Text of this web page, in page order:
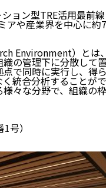
ョン型TRE活用最前
や産業界を中心に
Environment）とは
の管理下に分散して
で同時に実行し、得
統合分析することが
々な分野で、組織の
号）